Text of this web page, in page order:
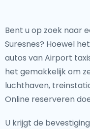
Bent u op zoek naar
Suresnes? Hoewel
autos van Airport
het gemakkelijk om
luchthaven,
Online reserveren
U krijgt de